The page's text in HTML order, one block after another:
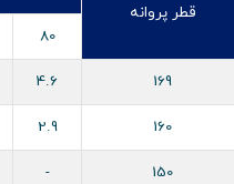
قطر پروانه
80
169
4.6
160
2.9
150
-